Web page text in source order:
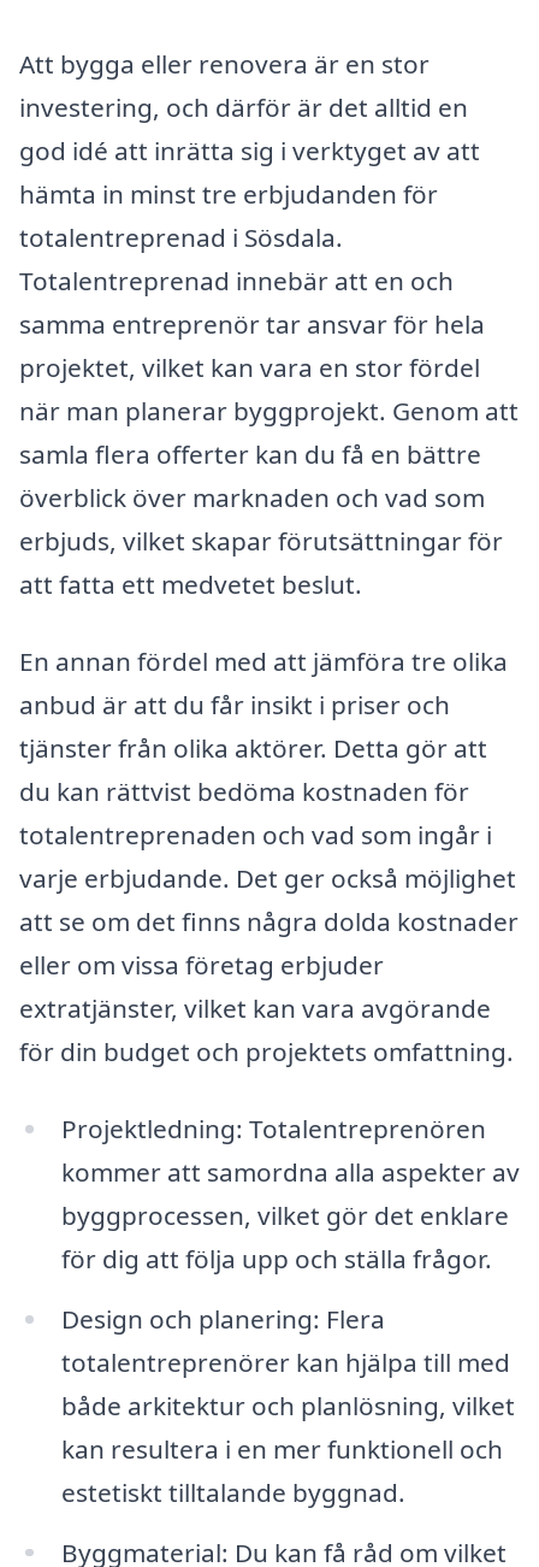
Att bygga eller renovera är en stor
investering, och därför är det alltid en
god idé att inrätta sig i verktyget av att
hämta in minst tre erbjudanden för
totalentreprenad i Sösdala.
Totalentreprenad innebär att en och
samma entreprenör tar ansvar för hela
projektet, vilket kan vara en stor fördel
när man planerar byggprojekt. Genom att
samla flera offerter kan du få en bättre
överblick över marknaden och vad som
erbjuds, vilket skapar förutsättningar för
att fatta ett medvetet beslut.
En annan fördel med att jämföra tre olika
anbud är att du får insikt i priser och
tjänster från olika aktörer. Detta gör att
du kan rättvist bedöma kostnaden för
totalentreprenaden och vad som ingår i
varje erbjudande. Det ger också möjlighet
att se om det finns några dolda kostnader
eller om vissa företag erbjuder
extratjänster, vilket kan vara avgörande
för din budget och projektets omfattning.
Projektledning: Totalentreprenören
kommer att samordna alla aspekter av
byggprocessen, vilket gör det enklare
för dig att följa upp och ställa frågor.
Design och planering: Flera
totalentreprenörer kan hjälpa till med
både arkitektur och planlösning, vilket
kan resultera i en mer funktionell och
estetiskt tilltalande byggnad.
Byggmaterial: Du kan få råd om vilket